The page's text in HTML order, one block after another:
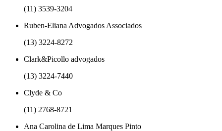
(11) 3539-3204
Ruben-Eliana Advogados Associados
(13) 3224-8272
Clark&Picollo advogados
(13) 3224-7440
Clyde & Co
(11) 2768-8721
Ana Carolina de Lima Marques Pinto